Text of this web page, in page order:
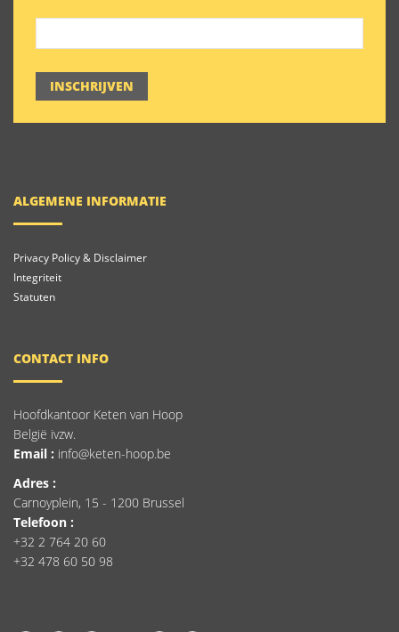
INSCHRIJVEN
ALGEMENE INFORMATIE
Privacy Policy & Disclaimer
Integriteit
Statuten
CONTACT INFO
Hoofdkantoor Keten van Hoop
België ivzw.
Email : info@keten-hoop.be
Adres :
Carnoyplein, 15 - 1200 Brussel
Telefoon :
+32 2 764 20 60
+32 478 60 50 98